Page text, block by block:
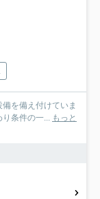
を備え付けていま
条件の一...
もっと